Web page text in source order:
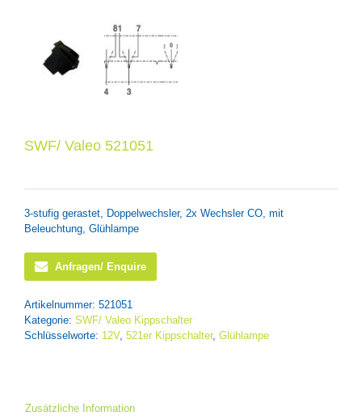
SWF/ Valeo 521051
3-stufig gerastet, Doppelwechsler, 2x Wechsler CO, mit
Beleuchtung, Glühlampe
Anfragen/ Enquire
Artikelnummer: 521051
Kategorie: SWF/ Valeo Kippschalter
Schlüsselworte: 12V, 521er Kippschalter, Glühlampe
Zusätzliche Information